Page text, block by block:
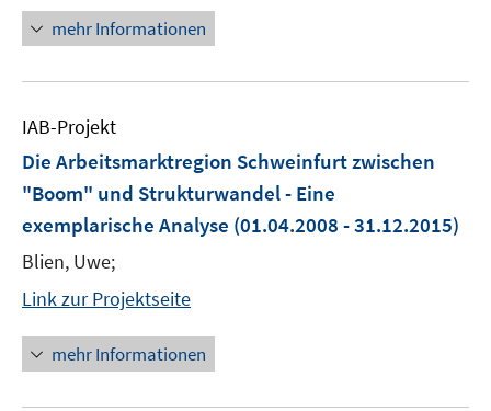
mehr Informationen
IAB-Projekt
Die Arbeitsmarktregion Schweinfurt zwischen
"Boom" und Strukturwandel - Eine
exemplarische Analyse (01.04.2008 - 31.12.2015)
Blien, Uwe;
Link zur Projektseite
mehr Informationen